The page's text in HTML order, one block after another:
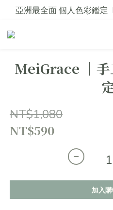
亞洲最全面 個人色彩鑑定
MeiGrace │手
NT$1,080
NT$590
加入